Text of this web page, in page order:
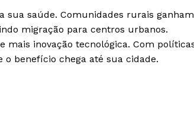
saúde. Comunidades rurais ganham
migração para centros urbanos.
mais inovação tecnológica. Com
benefício chega até sua cidade.